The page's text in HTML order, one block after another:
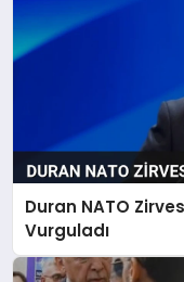
EKONOMI
MAGAZIN
SAĞLIK
TEKNOLOJI
Duran NATO
Vurguladı